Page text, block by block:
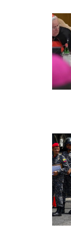
Develop and
Use limited
IAB Special Features:
Use precise
Identify
Advertising